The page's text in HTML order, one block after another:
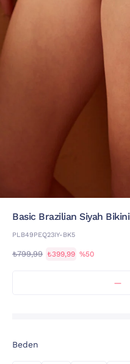
Basic Brazilian Siyah Bikini
PLB49PEQ23IY-BK5
₺799,99 ₺399,99 %50
Beden